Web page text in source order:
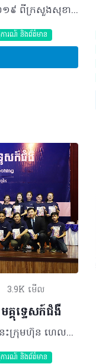
សេចក្តីជូនដំណឹងថ្ងៃទី១៨ ខែមករា ឆ្នាំ២០១៩ ពីក្រសួងសុខាភិបាល សូមជម្រាបជូនដល់សាធារណជនទាំងអស់ ដោយបានពិនិត្យឃើញលើបណ្តាញសង្គមហ្វេសប៊ុករៀងរាល់ថ្ងៃមានគណនីចំនួន ១0 ឈ្មោះ ១-សុធារ៉ា ២- CamboHealth ៣-VT Store-CAMBODIA ៤-Van Thou ៥-Ah Mey ៦-Briya Store ៧-NA RA ៨-NARA SKIN CATE Battambong ៩-Sann Thearith ១០-Health Product Online, Com បានកំពុងផ្សព្វផ្សាយលក់ឱសថបំប៉នសុខភាពឈ្មោះ GlutaQ10 ផលិតនៅប្រទេសកូរ៉េ គ្មានអាសយដ្ឋានផលិតច្បាស់លាស់ គ្មានក្រុមហ៊ុននាំចូលត្រឹមត្រូវ គ្មានចុះបញ្ជិកា គ្មានការត្រួតពិនិត្យគុណភាព និងគ្មានច្បាប់អនុញ្ញាតផ្សព្វផ្សាយពីក្រសួងសុខាភិបាល ហើយថែមទាំងផ្សព្វផ្សាយភូតកុហក បោកប្រាស់ និងបំផ្លើសហួសពីការពិតគ្មានមូលដ្ឋានវិទ្យាសាស្ត្រត្រឹមត្រូវដូចជា ធ្វើឲ្យស្បែកសបែបធម្មជាតិ បំបាត់ស្នាមអុជខ្មៅ ផ្តល់សំណើមឲ្យស្បែកភ្លឺរលោង ជួយឲ្យ Collagen មានភាពរឹងមាំ បន្តឹងស្បែក និងកាត់បន្ថយភាពជ្រីវជ្រួញ។ ដើម្បីចៀសវាងការខាតបង់ប្រាក់កាស និងប៉ះពាល់ដល់សុខភាព ឬអាចឈានដល់ការបាត់បង់អាយុជីវិត សូមបងប្អូនប្រជាពលរដ្ឋបញ្ឈប់ការប្រើប្រាស់ឱសថបំប៉នសុខភាពឈ្មោះ GlutaQ10 ហើយក្រសួងសុខាភិបាលនឹងមានវិធានការតឹងរឹងទៅតាមផ្លូវច្បាប់ចំពោះគណនីទាំងអស់ខាងលើទៅតាមច្បាប់ស្តីពីច្បាប់វិសោធនកម្មច្បាប់ស្តីពីការគ្រប់គ្រងឱសថជាធរមាន។ ©2019 រក្សាសិទ្ធិគ្រប់យ៉ាង​ដោយ Healthtime Corporation ចំពោះគ្រប់អត្ថបទដោយគ្មានផ្នែកណាមួយត្រូវបោះពុម្ពផ្សាយចូល ប្រព័ន្ធអុីនធឺណែតឧបករណ៍អេឡិចត្រូនិកអាត់ជាសំឡេងឬថតចំលងគ្រប់រូបភាពដោយគ្មានការអនុញ្ញាតឡើយ
ការណ៍ និងព័ត៌មាន
3.9K មើល
គ្គុទេ្ទសក៍ជំងឺ
នាថ្ងៃទី២៣ ខែមីនា ឆ្នាំ២០១៩ កន្លងទៅនេះក្រុមហ៊ុន ហេលស៍ថាម ខបភើរេសិន (HEALTHTIME CORPORATION) បានរៀបចំកម្មវិធីសម្ពោធ សៀវភៅ មគ្គុទេ្ទសក៍ជំងឺ ដែលមានការសហការឧបត្ថម្ភដោយក្រុមហ៊ុន Coxil, Fix DERMA, CYSTONE, LIV.52 DS, SNACKING COFFEE and Catering និងមន្ទីរពហុព្យាបាល ជប៉ុន ឡាយហ្វ៍ ដែលប្រារព្ធរៀបចំឡើងនៅមជ្ឍមណ្ឌលសហប្រតិបត្តិការកម្ពុជា-កូរ៉េ (CKCC) ចាប់ពីម៉ោង ៨ព្រឹក ដល់ ១១ព្រឹក។ កម្មវិធីសម្ពោធជាផ្លូវការនេះធ្វើឡើងក្នុងគោលបំណងសំខាន់ៗបីគឺ៖ ១-ដើម្បីដាក់សម្ពោធជាផ្លូវការនូវសៀវភៅមគ្គុទេ្ទសក៍ជំងឺរបស់ក្រុមហ៊ុន ហេលស៍ថាម ខបភើរេសិន ដើម្បីយកថវិកានៃការលក់សៀវភៅ ១០ភាគរយបង្កើតកម្មវិធីសប្បុរធម៌ ២-ការថ្លែងអំណរគុណដល់លោក លោកស្រី វេជ្ជបណ្ឌិត និងសាស្រ្តាចារ្យវេជ្ជបណ្ឌិត ទាំងអស់ដែលបានចូលរួមចែករំលែកនូវអត្ថបទចំណេះដឹងសុខភាពដ៏មានតម្លៃ ក្នុងការចងក្រងសៀវភៅមគ្គុទេ្ទសក៍ជំងឹឡើង ៣-ការបង្ហាញពីអត្ថប្រយោជន៍របស់សៀវភៅដល់សាធារណជន។ កម្មវិធីទាំងមូលក៏ទទួលបានកិត្តិយស ចូលរួមពីសំណាក់ លោក លោកស្រី សាស្រ្តាចារ្យវេជ្ជបណ្ឌិត វេជ្ជបណ្ឌិត ក្រុមហ៊ុនដៃគូសហការ និងក្រុមហ៊ុនពាក់ព័ន្ធក្នុងវិស័យសុខាភិបាល ព្រមទាំងមានការចូលរួមយ៉ាងច្រើនលើសការរំពឹងទុក ពីសំណាក់បងប្អូនសិស្សានុសិស្សសុខាភិបាល និងអ្នកប្រកបរបរវិជ្ជាជីវៈសុខាភិបាលប្រមាណជិត ២០០នាក់ផងដែរ។ ជាក់ស្តែង មគ្គុទេ្ទសក៍ជំងឺ ជាសៀវភៅប្រមូលផ្តុំទៅដោយជំងឺជិត១០០ប្រភេទដែលមាន ការបកស្រាយ យ៉ាងក្បោះក្បាយ ពីសំណាក់ សាស្រ្តាចារ្យវេជ្ជបណ្ឌិត និងវេជ្ជបណ្ឌិត ដោយក្តោបសំខាន់នូវនិយមន័យ រោគសញ្ញា ការធ្វើរោគវិនិច្ឆ័យ ការព្យាបាល និងវិធីសាស្រ្តការពារទៅតាមស្ថានភាពជំងឺនីមួយៗ។ ជាមួយគ្នានោះផងដែរ ក៏មានការរួមបញ្ចូលនូវផ្នែកករណីសិក្សា ដែលមានការបកស្រាយរបស់វេជ្ជបណ្ឌិតជំនាញ លើបញ្ហាសុខភាពរបស់អ្នកជំងឺផ្ទាល់ផងដែរ។ ដោយឡែក ចំណុចសំខាន់ដែលគួរឲ្យចាប់អារម្មណ៍នោះសម្រាប់ការចងក្រងសៀវភៅមគ្គុទេ្ទសក៍ជំងឺនេះឡើងគឺដើម្បីជាផ្នែកមួយជួយដល់សាធារណជនក៏ដូចជា អ្នកនៅក្នុងវិស័យសុខាភិបាល ក្នុងការបង្កើតចំណេះដឹង និងលើកកម្ពស់ ការអប់រំផ្នែកសុខាភិបាល ក៏ដូចជាការលើកកម្ពស់ការអាន និងស្វែងយល់បន្ថែមក្នុងផ្នែកសុខាភិបាល មិនត្រឹមតែប៉ុណ្ណោះក៏ដើម្បីជាផ្នែកមួយជំរុញដល់ ការបន្ត បោះពុម្ពផ្សាយ ជាភាសាខ្មែរថែមទៀតផងដែរ។ នាឱកាសនេះសម្រាប់កម្មវិធីមួយព្រឹកនៃការសម្ពោធសៀវភៅមគ្គុទេ្ទសក៍ជំងឺ នេះក៏មានការថ្លែងសន្ទរកថា ស្វាគមន៍ពីសំណាក់នាយកប្រតិបត្តិ ក្រុមហ៊ុន ហេលស៍ថាម ខបភើរេសិន ក៏ដូចជាការបង្ហាញចំណាប់អារម្មណ៍ពីសំណាក់សាស្រ្តាចារ្យវេជ្ជបណ្ឌិតដែលបានចូលរួមចែករំលែកអត្ថបទ ក្នុងសៀវភៅមគ្គុទេ្ទសក៍ជំងឺ ។ មិនតែប៉ុណ្ណោះក្នុងវិធីនេះផងដែរ ក៏មានការបង្ហាញចំណាប់អារម្មណ៍ពី កញ្ញា វួន បញ្ញា ប្រធានគម្រោងនៃ ក្រុមហ៊ុន ហេលស៍ថាម ខបភើរេសិន ព្រមទាំងបញ្ចប់ទៅជាមួយនឹង ការចូលរួមនៅក្នុង វេទិកាសំណួរ-ចម្លើយពីអ្នកចូលរួមទាំងអស់ ក៏ដូចជាការសម្ដែងរឿងខ្លី ពីក្រុមនិស្សិតនៃសាកលវិទ្យាល័យ វិទ្យាសាស្រ្តសុខាភិបាល។ ជាការបូកសរុប យើងឃើញថាកម្មវិធីប្រព្រឹត្តដោយជោគជ័យ នឹងប្រកបដោយ លទ្ធផលដ៏ល្អគួរឲ្យកត់សម្គាល់។ គួរបញ្ជាក់ផងដែរ ហេលស៍ថាម ខបភើរេសិន ជាក្រុមហ៊ុននាំមុខគេដែលផ្តោតសំខាន់ជាចម្បងនូវការចែករំលែកចំណេះដឹងសុខភាព និងផ្តល់ជូនជាព័ត៌មានទៅកាន់ប្រជាជនទាំងអស់ ពីសេវាកម្មសុខភាព សម្រាប់ជាតម្រូវការផ្នែកសុខាភិបាលអស់រយៈពេល ៧ឆ្នាំមកហើយ។ សម្រាប់ការចេញផ្សាយជាសៀវភៅ “មគ្គុទេ្ទសក៍ជំងឺ” គឺជាការចាប់ផ្តើមបំពេញបន្ថែមតម្រូវការដែលកំពុងខ្វះខាត ដោយក្រុមហ៊ុននឹងបន្តផ្តល់ជូនការចេញផ្សាយជាបន្តទៀតនៅពេលខាងមុនទៀត ដែលជាគួរទុកចិត្តបំផុត។ សម្រាប់ព៌ត័មានបន្ថែម និងទំនាក់ទំនងជាវសៀវភៅ៖ ០៧៧ ៨៨៨ ០៧៥ ©2019 រក្សាសិទ្ធិគ្រប់យ៉ាង​ដោយ Healthtime Corporation ចំពោះគ្រប់អត្ថបទដោយគ្មានផ្នែកណាមួយត្រូវបោះពុម្ពផ្សាយចូល ប្រព័ន្ធអ៊ីនធឺណែតឧបករណ៍អេឡិចត្រូនិកអាត់ជាសំឡេងឬថតចំលងគ្រប់រូបភាពដោយគ្មានការអនុញ្ញាតឡើយ
ការណ៍ និងព័ត៌មាន